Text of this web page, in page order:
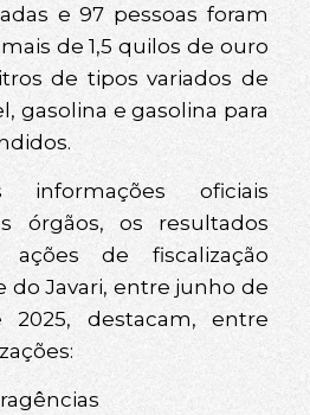
e 97 pessoas foram
de 1,5 quilos de ouro
de tipos variados de
gasolina e gasolina para
oficiais
órgãos, os resultados
ações de fiscalização
do Javari, entre junho de
destacam, entre